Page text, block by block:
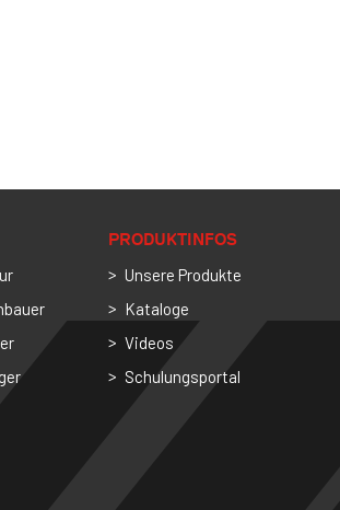
PRODUKTINFOS
Unsere Produkte
Kataloge
Videos
Schulungsportal